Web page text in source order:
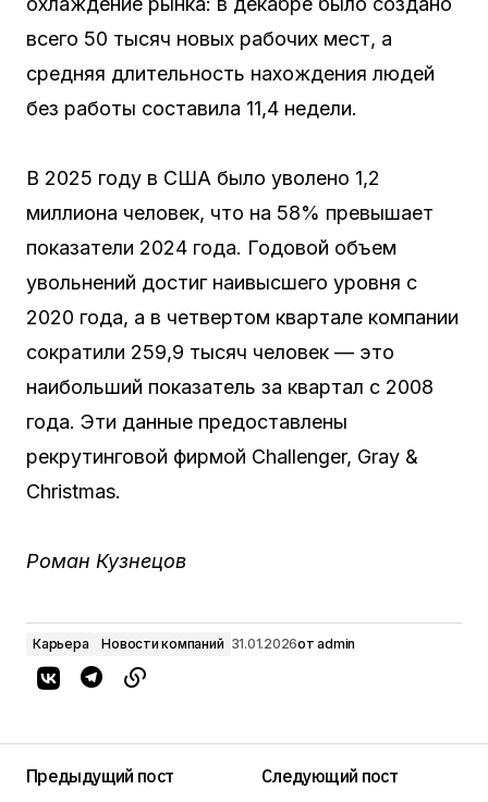
всего 50 тысяч новых рабочих мест, а
средняя длительность нахождения людей
без работы составила 11,4 недели.
В 2025 году в США было уволено 1,2
миллиона человек, что на 58% превышает
показатели 2024 года. Годовой объем
увольнений достиг наивысшего уровня с
2020 года, а в четвертом квартале компании
сократили 259,9 тысяч человек — это
наибольший показатель за квартал с 2008
года. Эти данные предоставлены
рекрутинговой фирмой Challenger, Gray &
Christmas.
Роман Кузнецов
Карьера Новости компаний 31.01.2026от admin
Предыдущий пост
Следующий пост